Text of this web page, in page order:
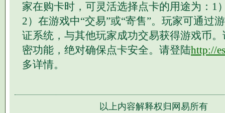
家在购卡时，可灵活选择点卡的用途为：1
2）在游戏中“交易”或“寄售”。玩家可通过
证系统，与其他玩家成功交易获得游戏币
密功能，绝对确保点卡安全。请登陆http://
多详情。
以上内容解释权归网易所有